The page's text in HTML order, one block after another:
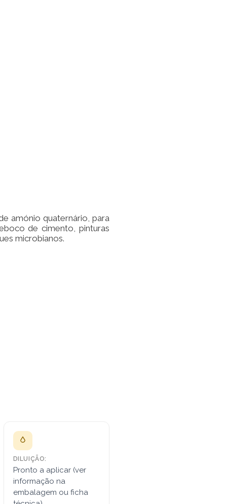
amónio quaternário, para
de cimento, pinturas
microbianos.
DILUIÇÃO:
Pronto a aplicar (ver
informação na
embalagem ou ficha